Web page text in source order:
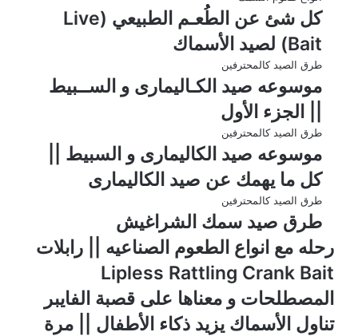
كل شئ عن الطُعـم الطبيعي (Live
Bait) لصيد الأسماك
طرق الصيد كالمحترفين
موسوعه صيد الكـاليمارى و الســبيط
|| الجزء الأول
طرق الصيد كالمحترفين
موسوعه صيد الكاليمارى و السبيط ||
كل ما يهمك عن صيد الكاليمارى
طرق الصيد كالمحترفين
طرق صيد سمك الشراغيش
رحله مع انواع الطعوم الصناعيه || رابلات
Lipless Rattling Crank Bait
المصطلحات و معناها على قصبة الفايبر
تناول الأسماك يزيد ذكاء الأطفال || مرة